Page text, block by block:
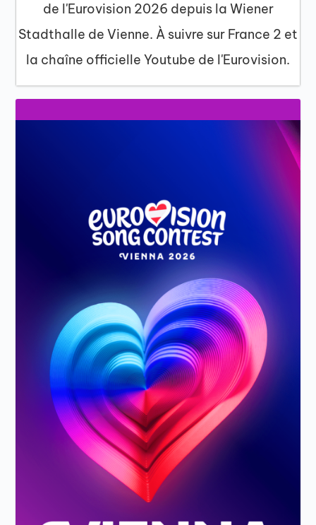
de l'Eurovision 2026 depuis la Wiener
Stadthalle de Vienne. À suivre sur France 2 et
la chaîne officielle Youtube de l'Eurovision.